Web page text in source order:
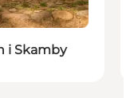
i Skamby